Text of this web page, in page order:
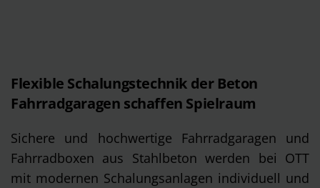
Flexible Schalungstechnik der Beton
Fahrradgaragen schaffen Spielraum
Sichere und hochwertige Fahrradgaragen und
Fahrradboxen aus Stahlbeton werden bei OTT
mit modernen Schalungsanlagen individuell und